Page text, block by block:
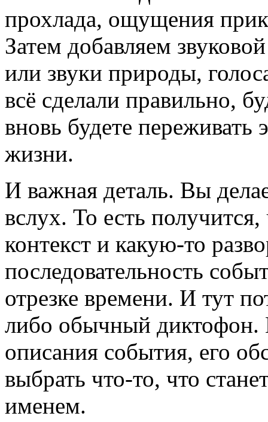
прохлада, ощущения
Затем добавляем
или звуки природы,
всё сделали правильно,
вновь будете переживать
жизни.
И важная деталь. Вы
вслух. То есть
контекст и какую-то
последовательность
отрезке времени. И тут
либо обычный диктофон.
описания события, его
выбрать что-то, что
именем.